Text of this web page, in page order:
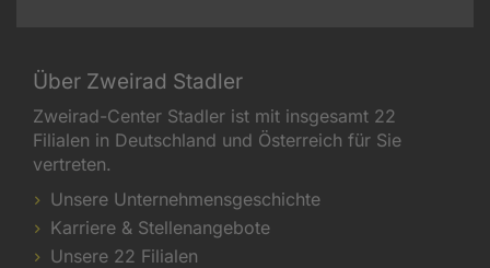
Über Zweirad Stadler
Zweirad-Center Stadler ist mit insgesamt 22
Filialen in Deutschland und Österreich für Sie
vertreten.
Unsere Unternehmensgeschichte
Karriere & Stellenangebote
Unsere 22 Filialen